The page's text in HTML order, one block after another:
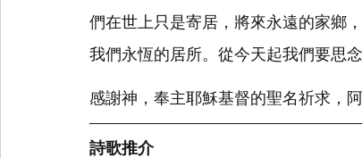
們在世上只是寄居，將來永遠的家鄉
我們永恆的居所。從今天起我們要思
感謝神，奉主耶穌基督的聖名祈求，阿
詩歌推介